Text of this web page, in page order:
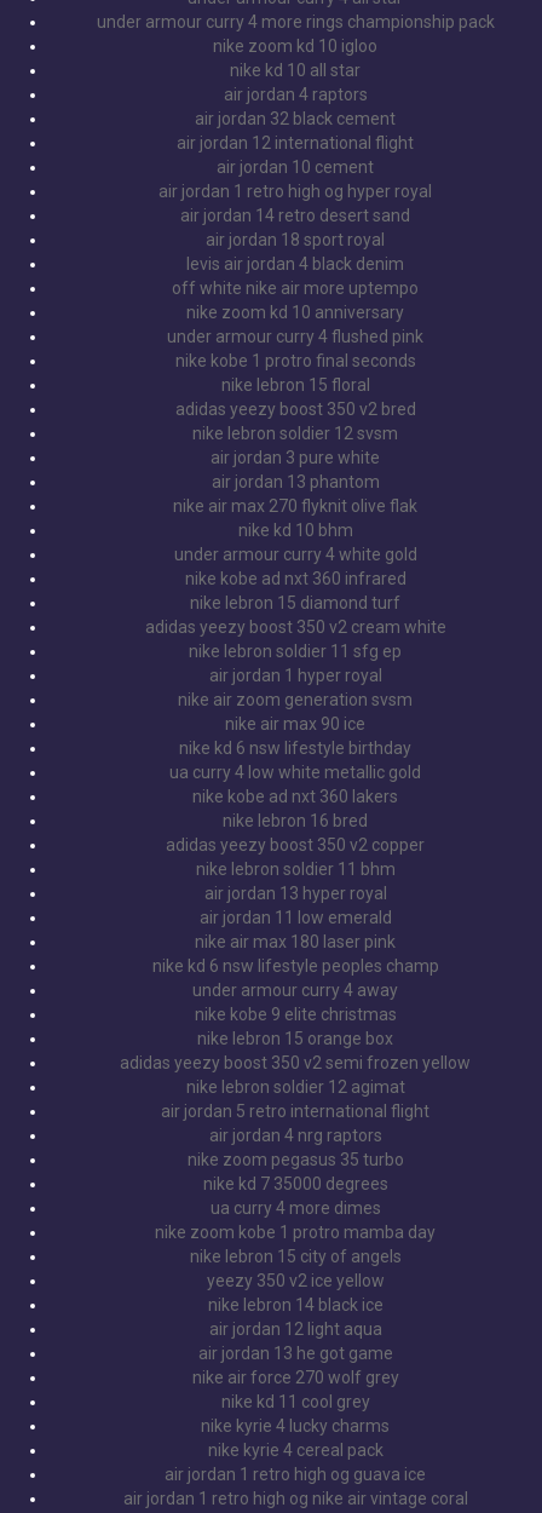
under armour curry 4 more rings championship pack
nike zoom kd 10 igloo
nike kd 10 all star
air jordan 4 raptors
air jordan 32 black cement
air jordan 12 international flight
air jordan 10 cement
air jordan 1 retro high og hyper royal
air jordan 14 retro desert sand
air jordan 18 sport royal
levis air jordan 4 black denim
off white nike air more uptempo
nike zoom kd 10 anniversary
under armour curry 4 flushed pink
nike kobe 1 protro final seconds
nike lebron 15 floral
adidas yeezy boost 350 v2 bred
nike lebron soldier 12 svsm
air jordan 3 pure white
air jordan 13 phantom
nike air max 270 flyknit olive flak
nike kd 10 bhm
under armour curry 4 white gold
nike kobe ad nxt 360 infrared
nike lebron 15 diamond turf
adidas yeezy boost 350 v2 cream white
nike lebron soldier 11 sfg ep
air jordan 1 hyper royal
nike air zoom generation svsm
nike air max 90 ice
nike kd 6 nsw lifestyle birthday
ua curry 4 low white metallic gold
nike kobe ad nxt 360 lakers
nike lebron 16 bred
adidas yeezy boost 350 v2 copper
nike lebron soldier 11 bhm
air jordan 13 hyper royal
air jordan 11 low emerald
nike air max 180 laser pink
nike kd 6 nsw lifestyle peoples champ
under armour curry 4 away
nike kobe 9 elite christmas
nike lebron 15 orange box
adidas yeezy boost 350 v2 semi frozen yellow
nike lebron soldier 12 agimat
air jordan 5 retro international flight
air jordan 4 nrg raptors
nike zoom pegasus 35 turbo
nike kd 7 35000 degrees
ua curry 4 more dimes
nike zoom kobe 1 protro mamba day
nike lebron 15 city of angels
yeezy 350 v2 ice yellow
nike lebron 14 black ice
air jordan 12 light aqua
air jordan 13 he got game
nike air force 270 wolf grey
nike kd 11 cool grey
nike kyrie 4 lucky charms
nike kyrie 4 cereal pack
air jordan 1 retro high og guava ice
air jordan 1 retro high og nike air vintage coral